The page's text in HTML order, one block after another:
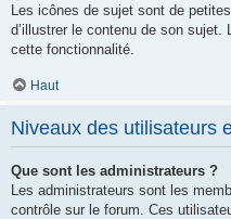
Les icônes de sujet sont de
d’illustrer le contenu de son
cette fonctionnalité.
Haut
Niveaux des utilisateurs
Que sont les administrateurs ?
Les administrateurs sont les
contrôle sur le forum. Ces